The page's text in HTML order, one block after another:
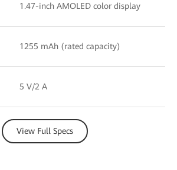
1.47-inch AMOLED color display
1255 mAh (rated capacity)
5 V/2 A
View Full Specs